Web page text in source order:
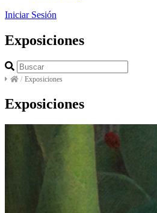
Iniciar Sesión
Exposiciones
/ Exposiciones
Exposiciones